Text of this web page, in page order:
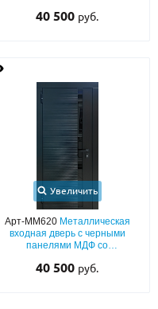
вставкой
40 500 руб.
Увеличить
Арт-ММ620 Металлическая
входная дверь с черными
панелями МДФ со
стеклянной вставкой
40 500 руб.